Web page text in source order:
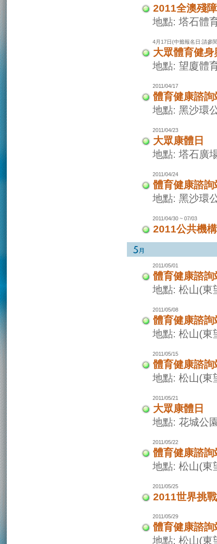
2011全澳殘
地點: 塔石體
4月17日(中籤報名日:請參
大眾體育健
地點: 望廈體
2011/04/17
體育健康諮詢
地點: 黑沙環
2011/04/23
大眾康體日
地點: 塔石廣
2011/04/24
體育健康諮詢
地點: 黑沙環
2011/04/30 ~ 07/03
2011公共機
2011/05/01
體育健康諮詢
地點: 松山(東
2011/05/08
體育健康諮詢
地點: 松山(東
2011/05/15
體育健康諮詢
地點: 松山(東
2011/05/21
大眾康體日
地點: 花城公
2011/05/22
體育健康諮詢
地點: 松山(東
2011/05/25
2011世界挑
2011/05/29
體育健康諮詢
地點: 松山(東